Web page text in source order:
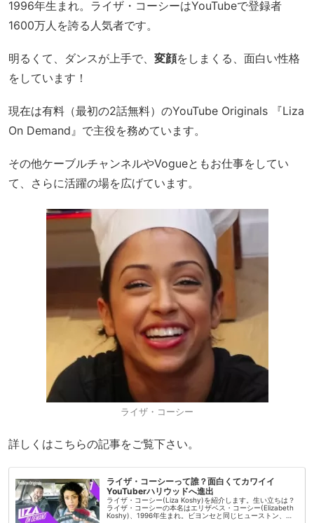
1996年生まれ。ライザ・コーシーはYouTubeで登録者
1600万人を誇る人気者です。
明るくて、ダンスが上手で、 変顔をしまくる、面白い性格
をしています！
現在は有料（最初の2話無料）のYouTube Originals 『Liza
On Demand』で主役を務めています。
その他ケーブルチャンネルやVogueともお仕事をしてい
て、さらに活躍の場を広げています。
ライザ・コーシー
詳しくはこちらの記事をご覧下さい。
ライザ・コーシーって誰？面白くてカワイイ
YouTuberハリウッドへ進出
ライザ・コーシー(Liza Koshy)を紹介します。生い立ちは？
ライザ・コーシーの本名はエリザベス・コーシー(Elizabeth
Koshy)、1996年生まれ。ビヨンセと同じヒューストン、テ